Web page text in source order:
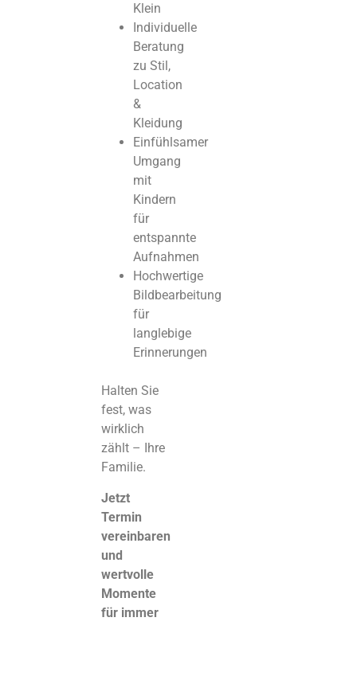
Klein
Individuelle
Beratung
zu Stil,
Location
&
Kleidung
Einfühlsamer
Umgang
mit
Kindern
für
entspannte
Aufnahmen
Hochwertige
Bildbearbeitung
für
langlebige
Erinnerungen
Halten Sie
fest, was
wirklich
zählt – Ihre
Familie.
Jetzt
Termin
vereinbaren
und
wertvolle
Momente
für immer